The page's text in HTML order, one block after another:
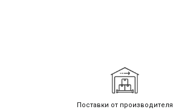
Поставки от производителя